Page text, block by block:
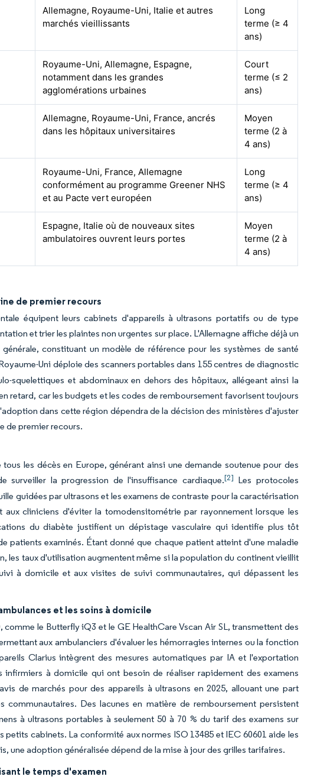
Allemagne, Royaume-Uni, Italie et autres
marchés vieillissants
Long
terme (≥ 4
ans)
Royaume-Uni, Allemagne, Espagne,
notamment dans les grandes
agglomérations urbaines
Court
terme (≤ 2
ans)
Allemagne, Royaume-Uni, France, ancrés
dans les hôpitaux universitaires
Moyen
terme (2 à
4 ans)
Royaume-Uni, France, Allemagne
conformément au programme Greener NHS
et au Pacte vert européen
Long
terme (≥ 4
ans)
Espagne, Italie où de nouveaux sites
ambulatoires ouvrent leurs portes
Moyen
terme (2 à
4 ans)
de premier recours
équipent leurs cabinets d'appareils à ultrasons portatifs ou de type
et trier les plaintes non urgentes sur place. L'Allemagne affiche déjà un
constituant un modèle de référence pour les systèmes de santé
Uni déploie des scanners portables dans 155 centres de diagnostic
squelettiques et abdominaux en dehors des hôpitaux, allégeant ainsi la
retard, car les budgets et les codes de remboursement favorisent toujours
dans cette région dépendra de la décision des ministères d'ajuster
de premier recours.
les décès en Europe, générant ainsi une demande soutenue pour des
surveiller la progression de l'insuffisance cardiaque.[2] Les protocoles
guidées par ultrasons et les examens de contraste pour la caractérisation
cliniciens d'éviter la tomodensitométrie par rayonnement lorsque les
du diabète justifient un dépistage vasculaire qui identifie plus tôt
patients examinés. Étant donné que chaque patient atteint d'une maladie
les taux d'utilisation augmentent même si la population du continent vieillit
à domicile et aux visites de suivi communautaires, qui dépassent les
et les soins à domicile
le Butterfly iQ3 et le GE HealthCare Vscan Air SL, transmettent des
aux ambulanciers d'évaluer les hémorragies internes ou la fonction
Clarius intègrent des mesures automatiques par IA et l'exportation
à domicile qui ont besoin de réaliser rapidement des examens
de marchés pour des appareils à ultrasons en 2025, allouant une part
Des lacunes en matière de remboursement persistent
à ultrasons portables à seulement 50 à 70 % du tarif des examens sur
cabinets. La conformité aux normes ISO 13485 et IEC 60601 aide les
une adoption généralisée dépend de la mise à jour des grilles tarifaires.
le temps d'examen